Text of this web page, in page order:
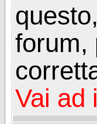
forum,
Vai ad